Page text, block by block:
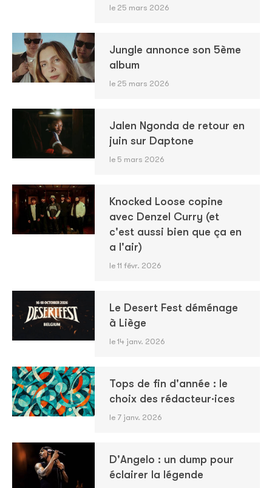
le 25 mars 2026
Jungle annonce son 5ème
album
le 25 mars 2026
Jalen Ngonda de retour en
juin sur Daptone
le 5 mars 2026
Knocked Loose copine
avec Denzel Curry (et
c'est aussi bien que ça en
a l'air)
le 11 févr. 2026
Le Desert Fest déménage
à Liège
le 14 janv. 2026
Tops de fin d'année : le
choix des rédacteur·ices
le 7 janv. 2026
D'Angelo : un dump pour
éclairer la légende